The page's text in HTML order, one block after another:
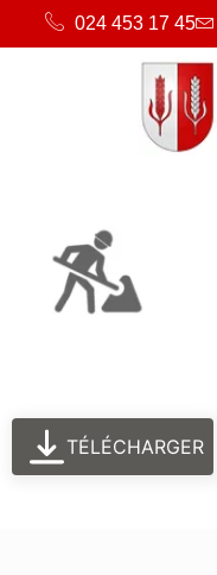
024 453 17 45
TÉLÉCHARGER